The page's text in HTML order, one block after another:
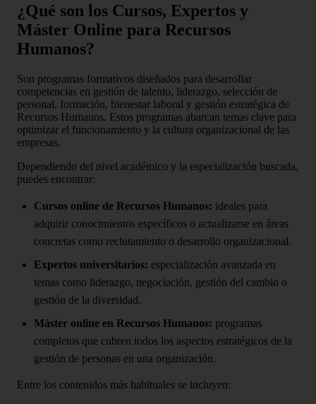
¿Qué son los Cursos, Expertos y
Máster Online para Recursos
Humanos?
Son programas formativos diseñados para desarrollar
competencias en gestión de talento, liderazgo, selección de
personal, formación, bienestar laboral y gestión estratégica de
Recursos Humanos. Estos programas abarcan temas clave para
optimizar el funcionamiento y la cultura organizacional de las
empresas.
Dependiendo del nivel académico y la especialización buscada,
puedes encontrar:
Cursos online de Recursos Humanos: ideales para
adquirir conocimientos específicos o actualizarse en áreas
concretas como reclutamiento o desarrollo organizacional.
Expertos universitarios: especialización avanzada en
temas como liderazgo, negociación, gestión del cambio o
gestión de la diversidad.
Máster online en Recursos Humanos: programas
completos que cubren todos los aspectos estratégicos de la
gestión de personas en una organización.
Entre los contenidos más habituales se incluyen: